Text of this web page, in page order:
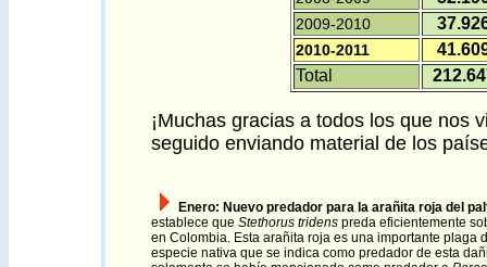
2009-2010
2010-2011
Total
¡Muchas gracias a todos los que nos
seguido enviando material de los
Enero: Nuevo predador para la arañita roja del
establece que Stethorus tridens preda eficientemente
en Colombia. Esta arañita roja es una importante plaga
especie nativa que se indica como predador de esta